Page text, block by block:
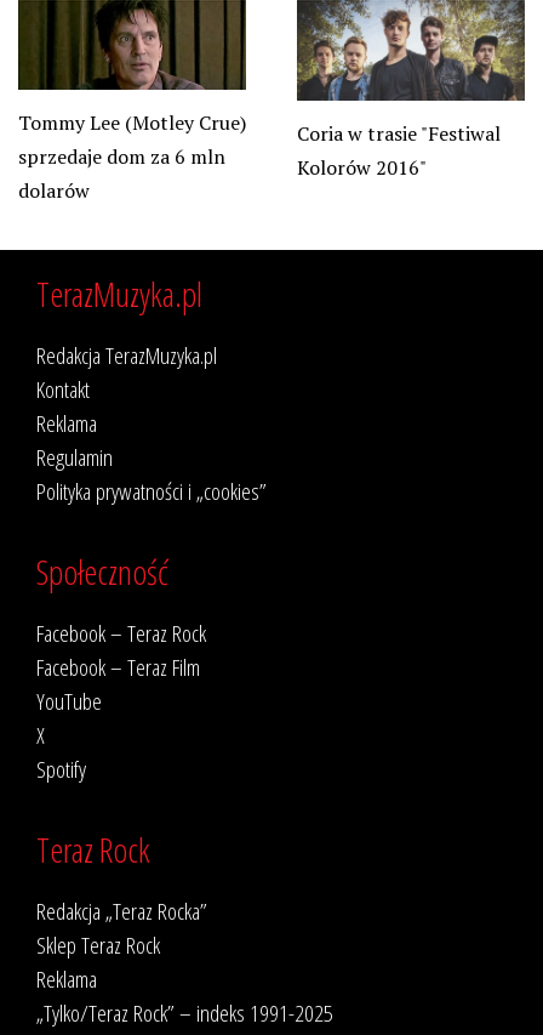
Tommy Lee (Motley Crue)
sprzedaje dom za 6 mln
dolarów
Coria w trasie "Festiwal
Kolorów 2016"
TerazMuzyka.pl
Redakcja TerazMuzyka.pl
Kontakt
Reklama
Regulamin
Polityka prywatności i „cookies”
Społeczność
Facebook – Teraz Rock
Facebook – Teraz Film
YouTube
X
Spotify
Teraz Rock
Redakcja „Teraz Rocka”
Sklep Teraz Rock
Reklama
„Tylko/Teraz Rock” – indeks 1991-2025